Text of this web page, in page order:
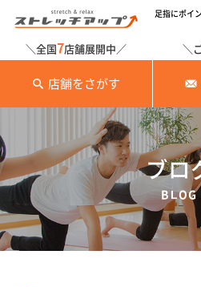
足指にポイ
＼全国7店舗展開中／
店舗をさがす
＼
ブロ
BLOG